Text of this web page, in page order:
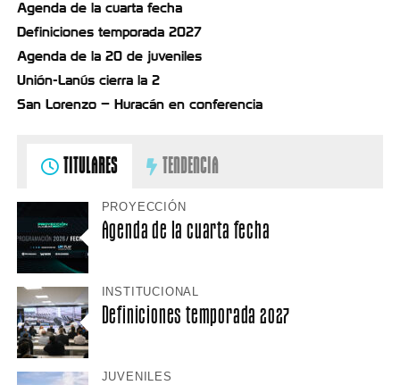
Agenda de la cuarta fecha
Definiciones temporada 2027
Agenda de la 20 de juveniles
Unión-Lanús cierra la 2
San Lorenzo – Huracán en conferencia
TITULARES TENDENCIA
PROYECCIÓN
Agenda de la cuarta fecha
INSTITUCIONAL
Definiciones temporada 2027
JUVENILES